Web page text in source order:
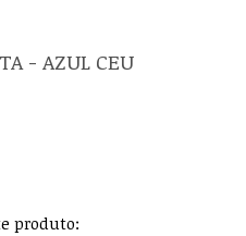
- AZUL CEU
produto: